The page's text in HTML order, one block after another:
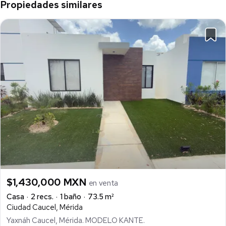
Propiedades similares
$1,430,000 MXN en venta
Casa
2 recs. 1 baño
73.5 m²
Ciudad Caucel, Mérida
Yaxnáh Caucel, Mérida. MODELO KANTE.